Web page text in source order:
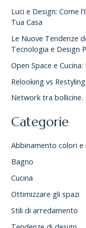
Luci e Design: Come
Tua Casa
Le Nuove Tendenze
Tecnologia e Design
Open Space e
Relooking vs Restyling.
Network tra bollicine.
Categorie
Abbinamento colori e
Bagno
Cucina
Ottimizzare gli spazi
Stili di arredamento